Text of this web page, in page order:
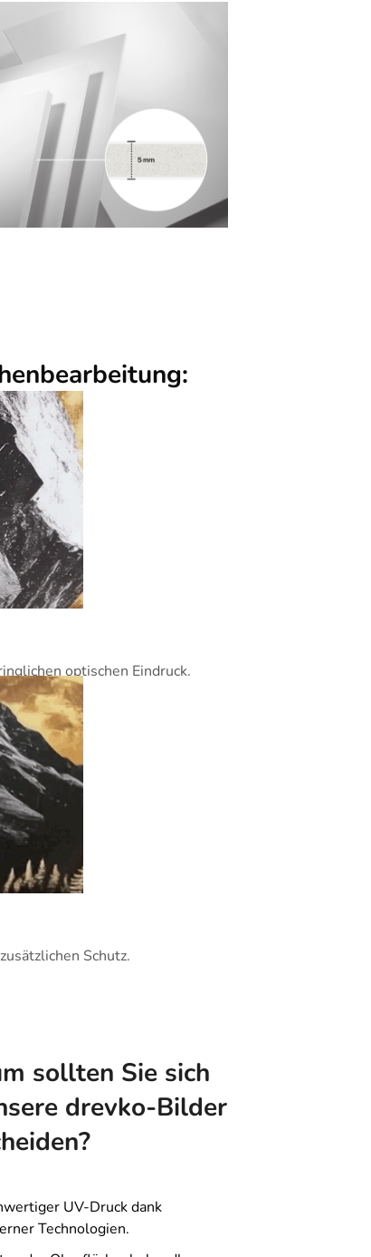
optischen Eindruck.
Schutz.
sollten Sie sich
drevko-Bilder
UV-Druck dank
Technologien.